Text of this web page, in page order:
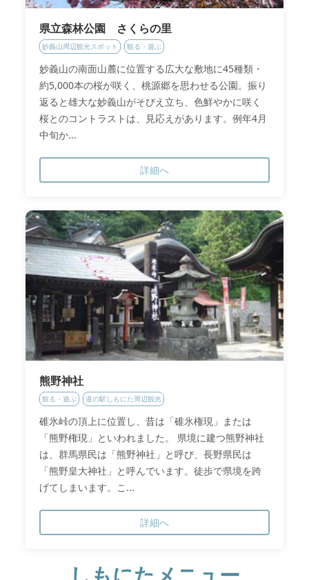
県立森林公園 さくらの里
妙義山周辺観光スポット 観る・遊ぶ
妙義山の南面山麓に位置する広大な敷地に45種類・
約5,000本の桜が咲く、桃源郷を思わせる公園。振り
返ると雄大な妙義山がそびえ立ち、色鮮やかに咲く
桜とのコントラストは、見応えがあります。例年4月
中旬か...
詳細へ
熊野神社
観る・遊ぶ 道の駅しもにた周辺観光
碓氷峠の頂上に位置し、昔は「碓氷権現」または
「熊野権現」といわれました。 県境に建つ熊野神社
は、群馬県民は「熊野神社」と呼び、長野県民は
「熊野皇大神社」と呼んでいます。徒歩で県境を跨
げてしまいます。こ...
詳細へ